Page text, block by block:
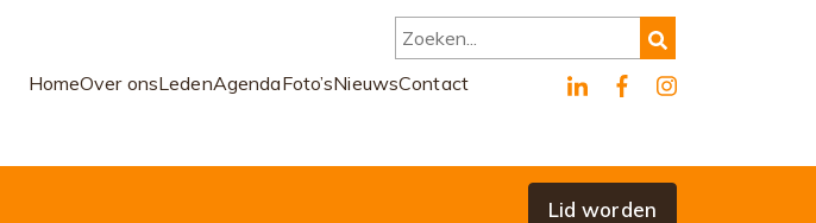
HomeOver onsLedenAgendaFoto’sNieuwsContact
Zoeken...
Lid worden